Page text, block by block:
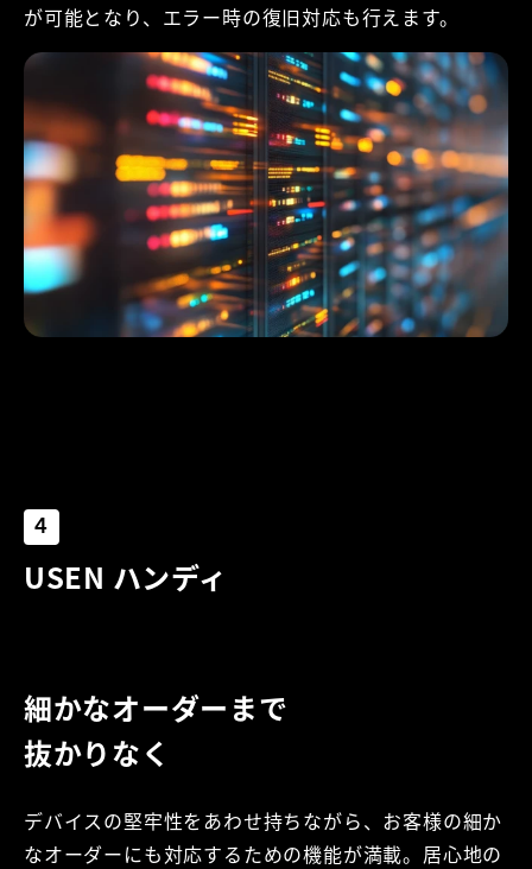
が可能となり、エラー時の復旧対応も行えます。
4
USEN ハンディ
細かなオーダーまで
抜かりなく
デバイスの堅牢性をあわせ持ちながら、お客様の細か
なオーダーにも対応するための機能が満載。居心地の